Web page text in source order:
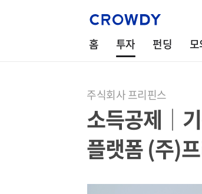
홈 투자 펀딩
주식회사 프리핀스
소득공제│
플랫폼 (주)